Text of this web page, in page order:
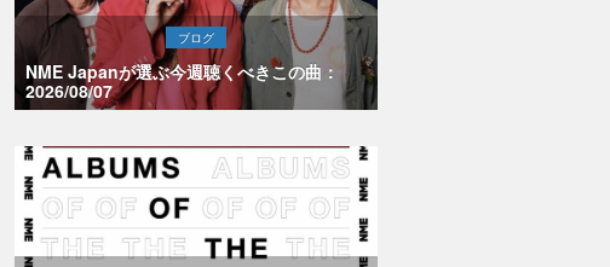
ブログ
NME Japanが選ぶ今週聴くべきこの曲：
2026/08/07